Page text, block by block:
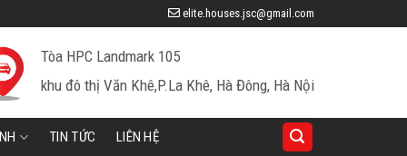
elite.houses.jsc@gmail.com
Tòa HPC Landmark 105
khu đô thị Văn Khê,P.La Khê, Hà Đông, Hà Nội
TIN TỨC LIÊN HỆ